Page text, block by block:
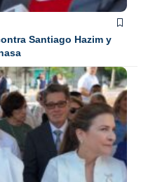
Santiago Hazim y